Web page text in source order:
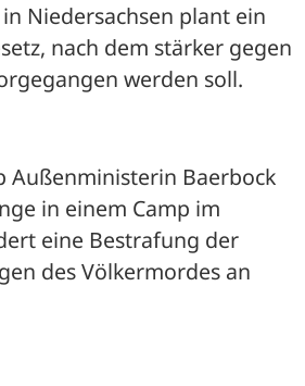
Niedersachsen plant ein
nach dem stärker gegen
werden soll.
Außenministerin Baerbock
in einem Camp im
eine Bestrafung der
des Völkermordes an